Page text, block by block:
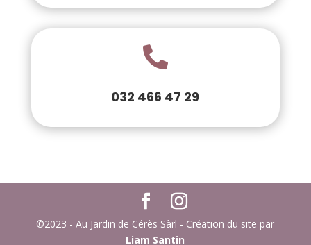

032 466 47 29
©2023 - Au Jardin de Cérès Sàrl - Création du site par
Liam Santin